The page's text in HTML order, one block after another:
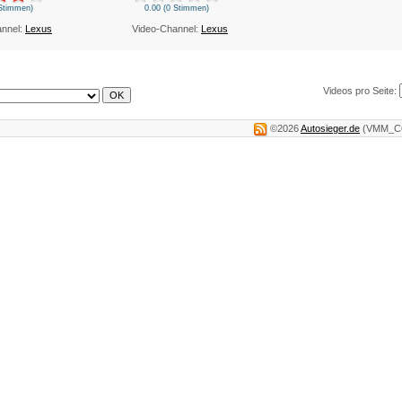
Lexus
0.00 (0 Stimmen)
Video-Channel: Lexus
Videos pro Seite:
©2026Autosieger.de